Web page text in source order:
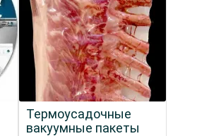
Термоусадочные
вакуумные пакеты